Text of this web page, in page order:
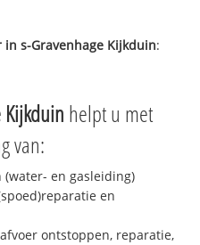
ins-Gravenhage Kijkduin:
Kijkduin helpt u met
van:
(water- en gasleiding)
en
ontstoppen, reparatie,